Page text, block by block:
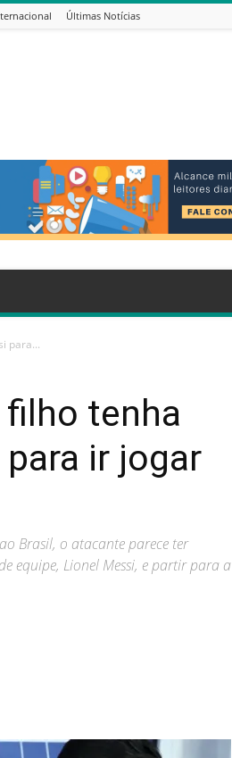
Últimas Notícias
para...
filho tenha
ir jogar
Brasil, o atacante parece ter
equipe, Lionel Messi, e partir para a